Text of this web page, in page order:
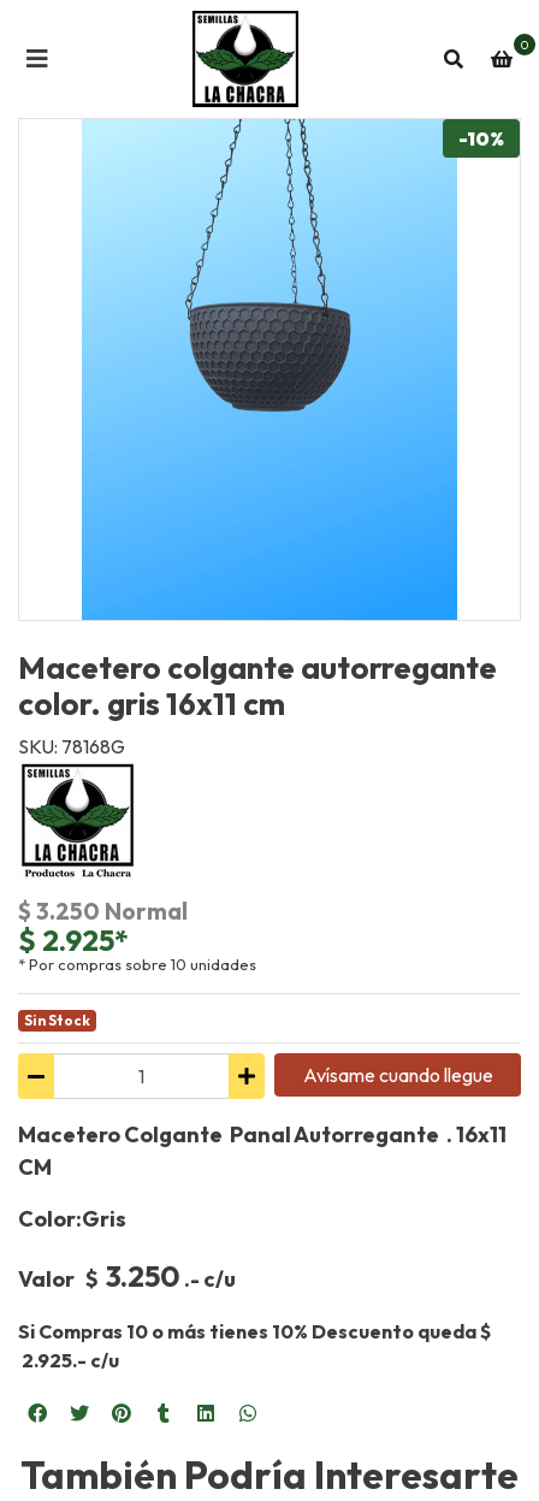
0
-10%
Macetero colgante autorregante
color. gris 16x11 cm
SKU: 78168G
$ 3.250 Normal
$ 2.925*
* Por compras sobre 10 unidades
Sin Stock
Avísame cuando llegue
Macetero Colgante Panal Autorregante . 16x11
CM
Color:Gris
Valor $ 3.250 .- c/u
Si Compras 10 o más tienes 10% Descuento queda $
2.925.- c/u
También Podría Interesarte